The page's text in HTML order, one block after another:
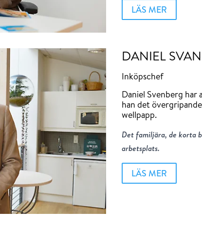
LÄS MER
DANIEL
Inköpschef
Daniel Svenberg har
han det
wellpapp.
Det familjära, de korta
arbetsplats.
LÄS MER